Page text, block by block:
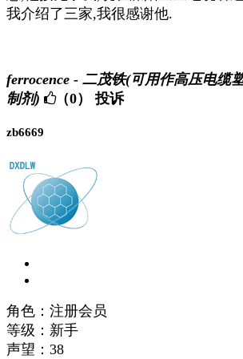
我介绍了三家,我很感谢他.
ferrocence - 二茂铁(可用作高压电缆
制剂)
（0） 投诉
zb6669
角色：注册会员
等级：新手
声望： 38